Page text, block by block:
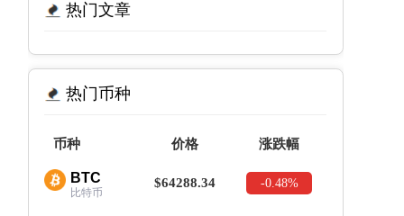
热门文章
热门币种
币种 价格 涨跌幅
BTC
比特币
$64288.34 -0.48%